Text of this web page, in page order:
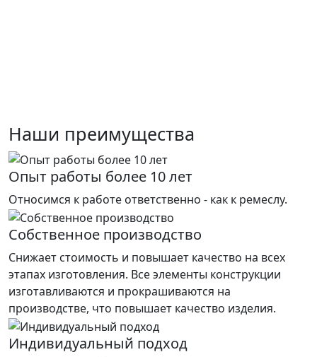
Наши преимущества
Опыт работы более 10 лет
Относимся к работе ответственно - как к ремеслу.
Собственное производство
Снижает стоимость и повышает качество на всех
этапах изготовления. Все элементы конструкции
изготавливаются и прокрашиваются на
производстве, что повышает качество изделия.
Индивидуальный подход